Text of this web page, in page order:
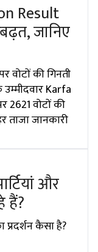
Result
जानिए
वोटों की गिनती
Karfa
2621 वोटों की
ताजा जानकारी
और
हैं?
प्रदर्शन कैसा है?